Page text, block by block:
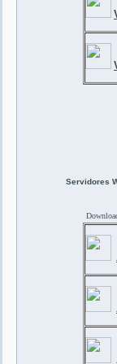
Servidores